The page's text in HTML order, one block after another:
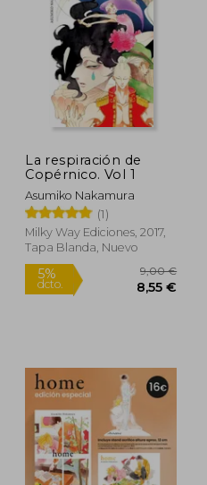
5%
dcto.
La respiración de
Copérnico. Vol 1
Asumiko Nakamura
(1)
Milky Way Ediciones, 2017,
Tapa Blanda, Nuevo